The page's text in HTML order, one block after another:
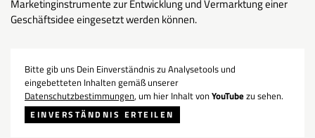
Marketinginstrumente zur Entwicklung und Vermarktung einer
Geschäftsidee eingesetzt werden können.
Bitte gib uns Dein Einverständnis zu Analysetools und
eingebetteten Inhalten gemäß unserer
Datenschutzbestimmungen, um hier Inhalt vonYouTubezu sehen.
EINVERSTÄNDNIS ERTEILEN